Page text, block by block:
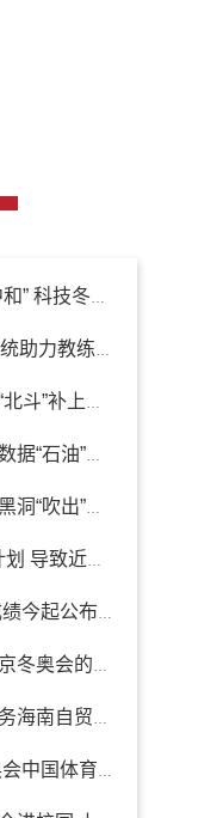
” 科技冬奥
助力教练
斗”补上室
“石油”如
“吹出”的
导致近地
今起公布
冬奥会的精
海南自贸港
中国体育